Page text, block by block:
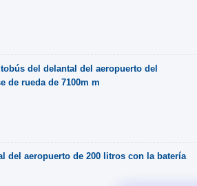
del delantal del aeropuerto del
de rueda de 7100m m
del aeropuerto de 200 litros con la batería